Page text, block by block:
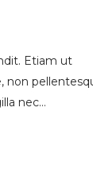
Etiam ut
non
nec…